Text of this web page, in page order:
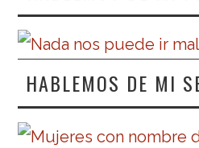
HABLEMOS DE MI